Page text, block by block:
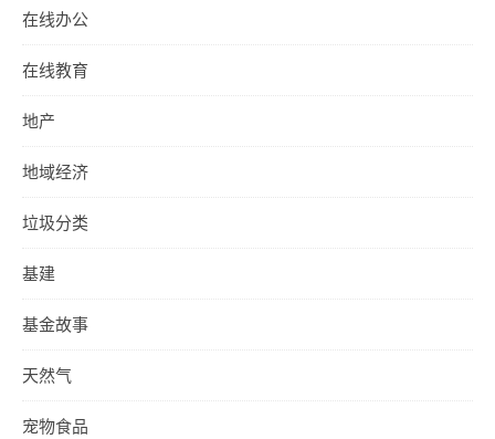
在线办公
在线教育
地产
地域经济
垃圾分类
基建
基金故事
天然气
宠物食品